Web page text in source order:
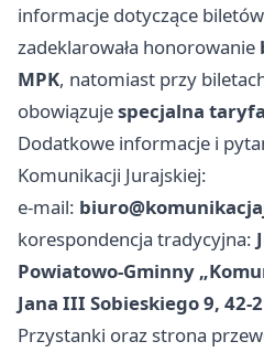
informacje dotyczące
zadeklarowała honorowanie
MPK, natomiast przy
obowiązujespecjalna
Dodatkowe informacje i
Komunikacji Jurajskiej:
e-mail:
korespondencja tradycyjna:
Powiatowo-Gminny
Jana III Sobieskiego 9, 42-
Przystanki oraz strona